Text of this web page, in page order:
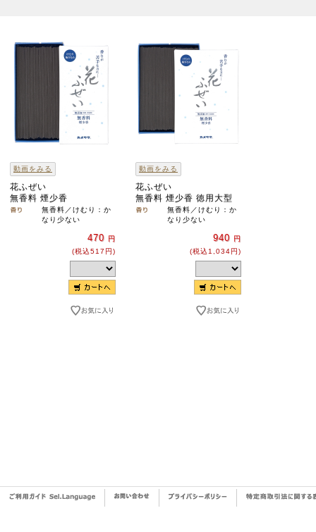
動画をみる
花ふぜい
無香料 煙少香
無香料／けむり：か
なり少ない
470 円
(税込517円)
動画をみる
花ふぜい
無香料 煙少香 徳用大型
無香料／けむり：か
なり少ない
940 円
(税込1,034円)